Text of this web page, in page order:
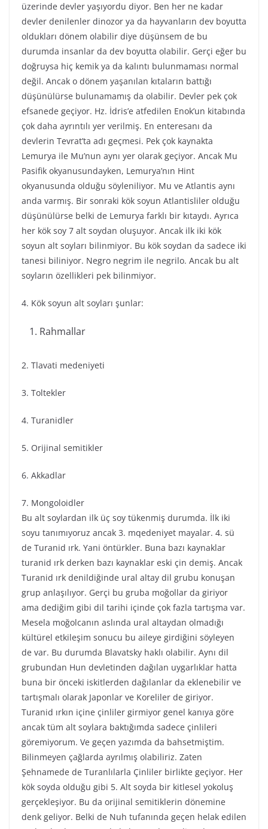
üzerinde devler yaşıyordu diyor. Ben her ne kadar
devler denilenler dinozor ya da hayvanların dev boyutta
oldukları dönem olabilir diye düşünsem de bu
durumda insanlar da dev boyutta olabilir. Gerçi eğer bu
doğruysa hiç kemik ya da kalıntı bulunmaması normal
değil. Ancak o dönem yaşanılan kıtaların battığı
düşünülürse bulunamamış da olabilir. Devler pek çok
efsanede geçiyor. Hz. İdris’e atfedilen Enok’un kitabında
çok daha ayrıntılı yer verilmiş. En enteresanı da
devlerin Tevrat’ta adı geçmesi. Pek çok kaynakta
Lemurya ile Mu’nun aynı yer olarak geçiyor. Ancak Mu
Pasifik okyanusundayken, Lemurya’nın Hint
okyanusunda olduğu söyleniliyor. Mu ve Atlantis aynı
anda varmış. Bir sonraki kök soyun Atlantisliler olduğu
düşünülürse belki de Lemurya farklı bir kıtaydı. Ayrıca
her kök soy 7 alt soydan oluşuyor. Ancak ilk iki kök
soyun alt soyları bilinmiyor. Bu kök soydan da sadece iki
tanesi biliniyor. Negro negrim ile negrilo. Ancak bu alt
soyların özellikleri pek bilinmiyor.
4. Kök soyun alt soyları şunlar:
Rahmallar
2. Tlavati medeniyeti
3. Toltekler
4. Turanidler
5. Orijinal semitikler
6. Akkadlar
7. Mongoloidler
Bu alt soylardan ilk üç soy tükenmiş durumda. İlk iki
soyu tanımıyoruz ancak 3. mqedeniyet mayalar. 4. sü
de Turanid ırk. Yani öntürkler. Buna bazı kaynaklar
turanid ırk derken bazı kaynaklar eski çin demiş. Ancak
Turanid ırk denildiğinde ural altay dil grubu konuşan
grup anlaşılıyor. Gerçi bu gruba moğollar da giriyor
ama dediğim gibi dil tarihi içinde çok fazla tartışma var.
Mesela moğolcanın aslında ural altaydan olmadığı
kültürel etkileşim sonucu bu aileye girdiğini söyleyen
de var. Bu durumda Blavatsky haklı olabilir. Aynı dil
grubundan Hun devletinden dağılan uygarlıklar hatta
buna bir önceki iskitlerden dağılanlar da eklenebilir ve
tartışmalı olarak Japonlar ve Koreliler de giriyor.
Turanid ırkın içine çinliler girmiyor genel kanıya göre
ancak tüm alt soylara baktığımda sadece çinlileri
göremiyorum. Ve geçen yazımda da bahsetmiştim.
Bilinmeyen çağlarda ayrılmış olabiliriz. Zaten
Şehnamede de Turanlılarla Çinliler birlikte geçiyor. Her
kök soyda olduğu gibi 5. Alt soyda bir kitlesel yokoluş
gerçekleşiyor. Bu da orijinal semitiklerin dönemine
denk geliyor. Belki de Nuh tufanında geçen helak edilen